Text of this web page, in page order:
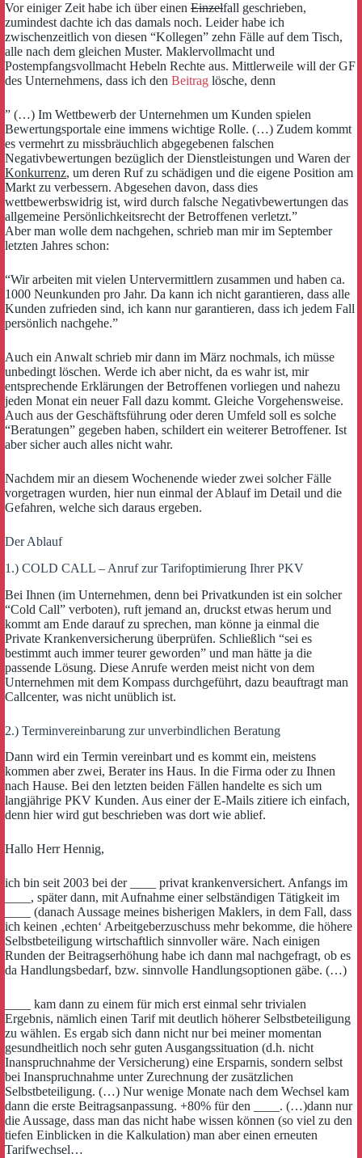
Vor einiger Zeit habe ich über einen Einzelfall geschrieben,
zumindest dachte ich das damals noch. Leider habe ich
zwischenzeitlich von diesen “Kollegen” zehn Fälle auf dem Tisch,
alle nach dem gleichen Muster. Maklervollmacht und
Postempfangsvollmacht Hebeln Rechte aus. Mittlerweile will der GF
des Unternehmens, dass ich den Beitrag lösche, denn
” (…) Im Wettbewerb der Unternehmen um Kunden spielen
Bewertungsportale eine immens wichtige Rolle. (…) Zudem kommt
es vermehrt zu missbräuchlich abgegebenen falschen
Negativbewertungen bezüglich der Dienstleistungen und Waren der
Konkurrenz, um deren Ruf zu schädigen und die eigene Position am
Markt zu verbessern. Abgesehen davon, dass dies
wettbewerbswidrig ist, wird durch falsche Negativbewertungen das
allgemeine Persönlichkeitsrecht der Betroffenen verletzt.”
Aber man wolle dem nachgehen, schrieb man mir im September
letzten Jahres schon:
“Wir arbeiten mit vielen Untervermittlern zusammen und haben ca.
1000 Neunkunden pro Jahr. Da kann ich nicht garantieren, dass alle
Kunden zufrieden sind, ich kann nur garantieren, dass ich jedem Fall
persönlich nachgehe.”
Auch ein Anwalt schrieb mir dann im März nochmals, ich müsse
unbedingt löschen. Werde ich aber nicht, da es wahr ist, mir
entsprechende Erklärungen der Betroffenen vorliegen und nahezu
jeden Monat ein neuer Fall dazu kommt. Gleiche Vorgehensweise.
Auch aus der Geschäftsführung oder deren Umfeld soll es solche
“Beratungen” gegeben haben, schildert ein weiterer Betroffener. Ist
aber sicher auch alles nicht wahr.
Nachdem mir an diesem Wochenende wieder zwei solcher Fälle
vorgetragen wurden, hier nun einmal der Ablauf im Detail und die
Gefahren, welche sich daraus ergeben.
Der Ablauf
1.) COLD CALL – Anruf zur Tarifoptimierung Ihrer PKV
Bei Ihnen (im Unternehmen, denn bei Privatkunden ist ein solcher
“Cold Call” verboten), ruft jemand an, druckst etwas herum und
kommt am Ende darauf zu sprechen, man könne ja einmal die
Private Krankenversicherung überprüfen. Schließlich “sei es
bestimmt auch immer teurer geworden” und man hätte ja die
passende Lösung. Diese Anrufe werden meist nicht von dem
Unternehmen mit dem Kompass durchgeführt, dazu beauftragt man
Callcenter, was nicht unüblich ist.
2.) Terminvereinbarung zur unverbindlichen Beratung
Dann wird ein Termin vereinbart und es kommt ein, meistens
kommen aber zwei, Berater ins Haus. In die Firma oder zu Ihnen
nach Hause. Bei den letzten beiden Fällen handelte es sich um
langjährige PKV Kunden. Aus einer der E-Mails zitiere ich einfach,
denn hier wird gut beschrieben was dort wie ablief.
Hallo Herr Hennig,
ich bin seit 2003 bei der ____ privat krankenversichert. Anfangs im
____, später dann, mit Aufnahme einer selbständigen Tätigkeit im
____ (danach Aussage meines bisherigen Maklers, in dem Fall, dass
ich keinen ‚echten‘ Arbeitgeberzuschuss mehr bekomme, die höhere
Selbstbeteiligung wirtschaftlich sinnvoller wäre. Nach einigen
Runden der Beitragserhöhung habe ich dann mal nachgefragt, ob es
da Handlungsbedarf, bzw. sinnvolle Handlungsoptionen gäbe. (…)
____ kam dann zu einem für mich erst einmal sehr trivialen
Ergebnis, nämlich einen Tarif mit deutlich höherer Selbstbeteiligung
zu wählen. Es ergab sich dann nicht nur bei meiner momentan
gesundheitlich noch sehr guten Ausgangssituation (d.h. nicht
Inanspruchnahme der Versicherung) eine Ersparnis, sondern selbst
bei Inanspruchnahme unter Zurechnung der zusätzlichen
Selbstbeteiligung. (…) Nur wenige Monate nach dem Wechsel kam
dann die erste Beitragsanpassung. +80% für den ____. (…)dann nur
die Aussage, dass man das nicht habe wissen können (so viel zu den
tiefen Einblicken in die Kalkulation) man aber einen erneuten
Tarifwechsel…